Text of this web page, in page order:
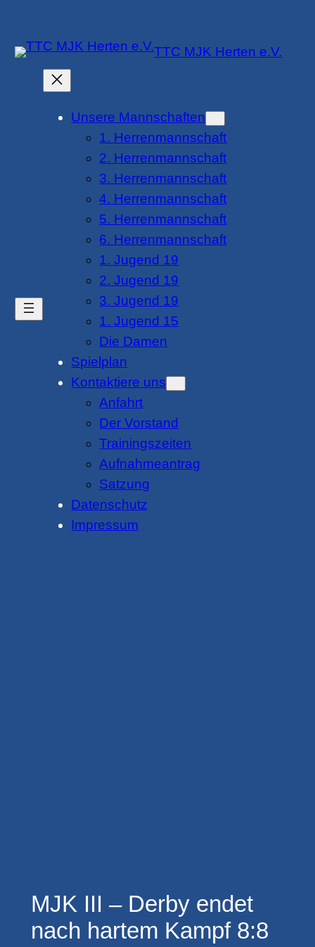
springen
TTC MJK Herten e.V.
Unsere Mannschaften
1. Herrenmannschaft
2. Herrenmannschaft
3. Herrenmannschaft
4. Herrenmannschaft
5. Herrenmannschaft
6. Herrenmannschaft
1. Jugend 19
2. Jugend 19
3. Jugend 19
1. Jugend 15
Die Damen
Spielplan
Kontaktiere uns
Anfahrt
Der Vorstand
Trainingszeiten
Aufnahmeantrag
Satzung
Datenschutz
Impressum
MJK III – Derby endet
nach hartem Kampf 8:8